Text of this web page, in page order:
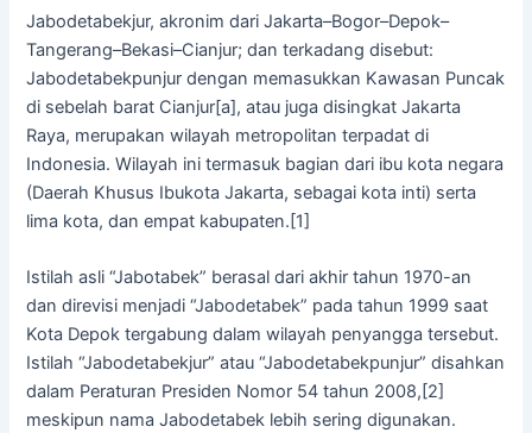
Jabodetabekjur, akronim dari Jakarta–Bogor–Depok–
Tangerang–Bekasi–Cianjur; dan terkadang disebut:
Jabodetabekpunjur dengan memasukkan Kawasan Puncak
di sebelah barat Cianjur[a], atau juga disingkat Jakarta
Raya, merupakan wilayah metropolitan terpadat di
Indonesia. Wilayah ini termasuk bagian dari ibu kota negara
(Daerah Khusus Ibukota Jakarta, sebagai kota inti) serta
lima kota, dan empat kabupaten.[1]
Istilah asli “Jabotabek” berasal dari akhir tahun 1970-an
dan direvisi menjadi “Jabodetabek” pada tahun 1999 saat
Kota Depok tergabung dalam wilayah penyangga tersebut.
Istilah “Jabodetabekjur” atau “Jabodetabekpunjur” disahkan
dalam Peraturan Presiden Nomor 54 tahun 2008,[2]
meskipun nama Jabodetabek lebih sering digunakan.